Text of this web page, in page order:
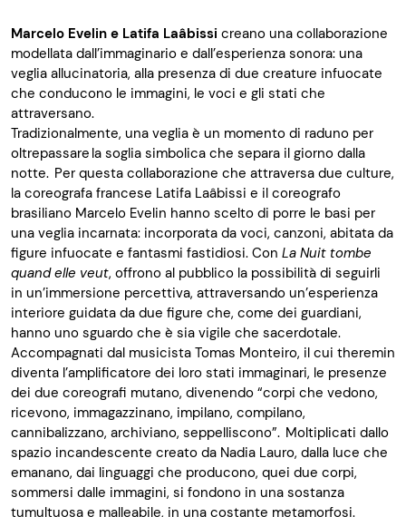
Marcelo Evelin e Latifa Laâbissi creano una collaborazione
modellata dall’immaginario e dall’esperienza sonora: una
veglia allucinatoria, alla presenza di due creature infuocate
che conducono le immagini, le voci e gli stati che
attraversano.
Tradizionalmente, una veglia è un momento di raduno per
oltrepassare la soglia simbolica che separa il giorno dalla
notte. Per questa collaborazione che attraversa due culture,
la coreografa francese Latifa Laâbissi e il coreografo
brasiliano Marcelo Evelin hanno scelto di porre le basi per
una veglia incarnata: incorporata da voci, canzoni, abitata da
figure infuocate e fantasmi fastidiosi. Con La Nuit tombe
quandelle veut, offrono al pubblico la possibilità di seguirli
in un’immersione percettiva, attraversando un’esperienza
interiore guidata da due figure che, come dei guardiani,
hanno uno sguardo che è sia vigile che sacerdotale.
Accompagnati dal musicista Tomas Monteiro, il cui theremin
diventa l’amplificatore dei loro stati immaginari, le presenze
dei due coreografi mutano, divenendo “corpi che vedono,
ricevono, immagazzinano, impilano, compilano,
cannibalizzano, archiviano, seppelliscono”. Moltiplicati dallo
spazio incandescente creato da Nadia Lauro, dalla luce che
emanano, dai linguaggi che producono, quei due corpi,
sommersi dalle immagini, si fondono in una sostanza
tumultuosa e malleabile, in una costante metamorfosi.